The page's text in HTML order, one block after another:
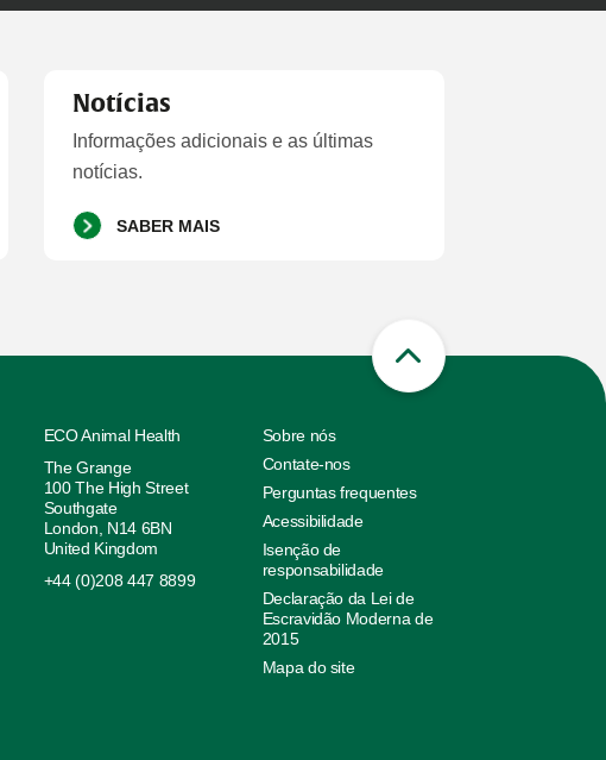
Notícias
Informações adicionais e as últimas
notícias.
SABER MAIS
ECO Animal Health
The Grange
100 The High Street
Southgate
London, N14 6BN
United Kingdom
+44 (0)208 447 8899
Sobre nós
Contate-nos
Perguntas frequentes
Acessibilidade
Isenção de
responsabilidade
Declaração da Lei de
Escravidão Moderna de
2015
Mapa do site